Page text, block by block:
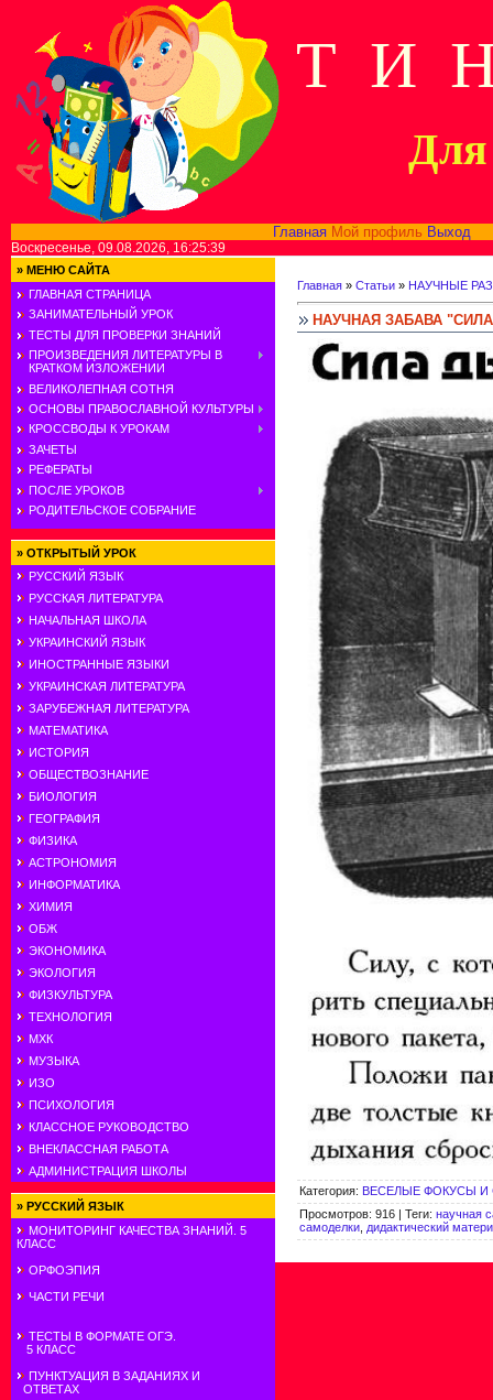
Т И
Для
Главная Мой профиль Выход
Воскресенье, 09.08.2026, 16:25:39
» МЕНЮ САЙТА
ГЛАВНАЯ СТРАНИЦА
ЗАНИМАТЕЛЬНЫЙ УРОК
ТЕСТЫ ДЛЯ ПРОВЕРКИ ЗНАНИЙ
ПРОИЗВЕДЕНИЯ ЛИТЕРАТУРЫ В
КРАТКОМ ИЗЛОЖЕНИИ
ВЕЛИКОЛЕПНАЯ СОТНЯ
ОСНОВЫ ПРАВОСЛАВНОЙ КУЛЬТУРЫ
КРОССВОДЫ К УРОКАМ
ЗАЧЕТЫ
РЕФЕРАТЫ
ПОСЛЕ УРОКОВ
РОДИТЕЛЬСКОЕ СОБРАНИЕ
» ОТКРЫТЫЙ УРОК
РУССКИЙ ЯЗЫК
РУССКАЯ ЛИТЕРАТУРА
НАЧАЛЬНАЯ ШКОЛА
УКРАИНСКИЙ ЯЗЫК
ИНОСТРАННЫЕ ЯЗЫКИ
УКРАИНСКАЯ ЛИТЕРАТУРА
ЗАРУБЕЖНАЯ ЛИТЕРАТУРА
МАТЕМАТИКА
ИСТОРИЯ
ОБЩЕСТВОЗНАНИЕ
БИОЛОГИЯ
ГЕОГРАФИЯ
ФИЗИКА
АСТРОНОМИЯ
ИНФОРМАТИКА
ХИМИЯ
ОБЖ
ЭКОНОМИКА
ЭКОЛОГИЯ
ФИЗКУЛЬТУРА
ТЕХНОЛОГИЯ
МХК
МУЗЫКА
ИЗО
ПСИХОЛОГИЯ
КЛАССНОЕ РУКОВОДСТВО
ВНЕКЛАССНАЯ РАБОТА
АДМИНИСТРАЦИЯ ШКОЛЫ
» РУССКИЙ ЯЗЫК
МОНИТОРИНГ КАЧЕСТВА ЗНАНИЙ. 5
КЛАСС
ОРФОЭПИЯ
ЧАСТИ РЕЧИ
ТЕСТЫ В ФОРМАТЕ ОГЭ.
5 КЛАСС
ПУНКТУАЦИЯ В ЗАДАНИЯХ И
ОТВЕТАХ
Главная » Статьи » НАУЧНЫЕ
НАУЧНАЯ ЗАБАВА
Категория: ВЕСЕЛЫЕ ФОКУСЫ И
Просмотров: 916 | Теги: научная
самоделки дидактический